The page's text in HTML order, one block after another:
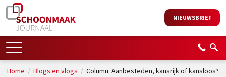
NIEUWSBRIEF
Home / Blogs en vlogs / Column: Aanbesteden, kansrijk of kansloos?